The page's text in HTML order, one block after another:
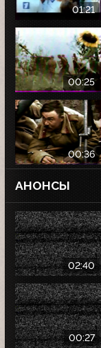
01:21
00:25
00:36
АНОНСЫ
02:40
00:27